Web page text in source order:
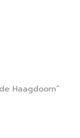
Haagdoorn”